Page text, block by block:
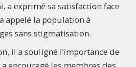
a exprimé sa satisfaction face
appelé la population à
sans stigmatisation.
il a souligné l’importance de